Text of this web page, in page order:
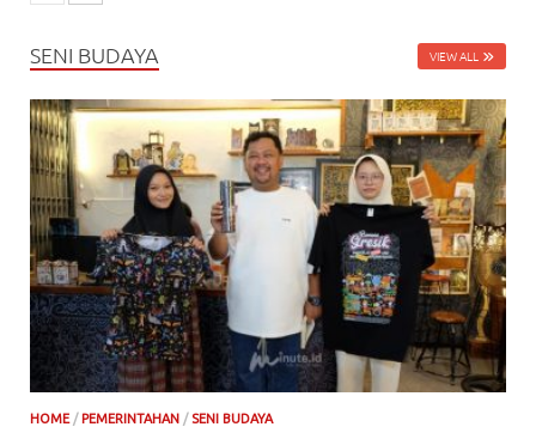
SENI BUDAYA VIEW ALL
HOME/ PEMERINTAHAN /SENI BUDAYA